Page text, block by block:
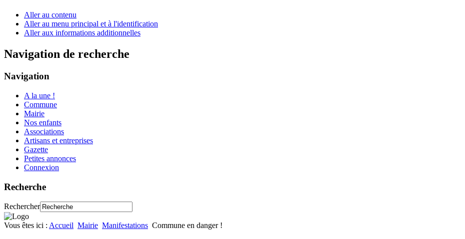
Aller au contenu
Aller au menu principal et à l'identification
Aller aux informations additionnelles
Navigation de recherche
Navigation
A la une !
Commune
Mairie
Nos enfants
Associations
Artisans et entreprises
Gazette
Petites annonces
Connexion
Recherche
Rechercher
Vous êtes ici : Accueil Mairie Manifestations Commune en danger !